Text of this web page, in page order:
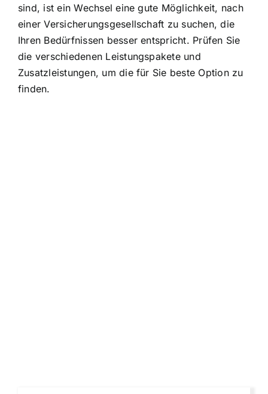
sind, ist ein Wechsel eine gute Möglichkeit, nach
einer Versicherungsgesellschaft zu suchen, die
Ihren Bedürfnissen besser entspricht. Prüfen Sie
die verschiedenen Leistungspakete und
Zusatzleistungen, um die für Sie beste Option zu
finden.